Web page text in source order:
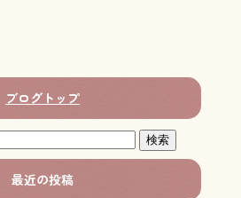
ブログトップ
最近の投稿